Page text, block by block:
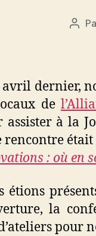
avril dernier,
de
assister à la
rencontre était
: où en
étions
la
pour